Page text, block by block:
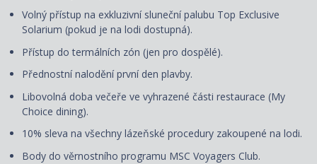
Volný přístup na exkluzivní sluneční palubu Top Exclusive
Solarium (pokud je na lodi dostupná).
Přístup do termálních zón (jen pro dospělé).
Přednostní nalodění první den plavby.
Libovolná doba večeře ve vyhrazené části restaurace (My
Choice dining).
10% sleva na všechny lázeňské procedury zakoupené na lodi.
Body do věrnostního programu MSC Voyagers Club.